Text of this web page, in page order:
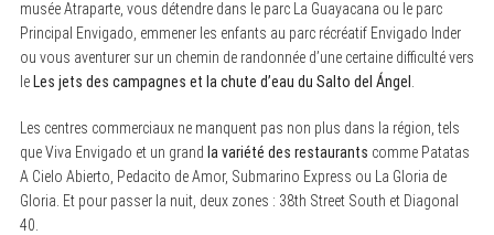
musée Atraparte, vous détendre dans le parc La Guayacana ou le parc
Principal Envigado, emmener les enfants au parc récréatif Envigado Inder
ou vous aventurer sur un chemin de randonnée d’une certaine difficulté vers
le Les jets des campagnes et la chute d’eau du Salto del Ángel
Les centres commerciaux ne manquent pas non plus dans la région, tels
que Viva Envigado et un grand la variété des restaurants comme Patatas
A Cielo Abierto, Pedacito de Amor, Submarino Express ou La Gloria de
Gloria. Et pour passer la nuit, deux zones : 38th Street South et Diagonal
40.